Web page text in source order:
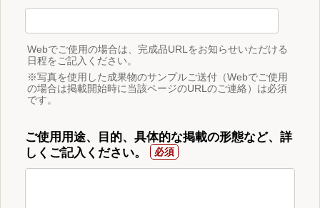
Webでご使用の場合は、完成品URLをお知らせいただける
日程をご記入ください。
※写真を使用した成果物のサンプルご送付（Webでご使用
の場合は掲載開始時に当該ページのURLのご連絡）は必須
です。
ご使用用途、目的、具体的な掲載の形態など、詳
しくご記入ください。